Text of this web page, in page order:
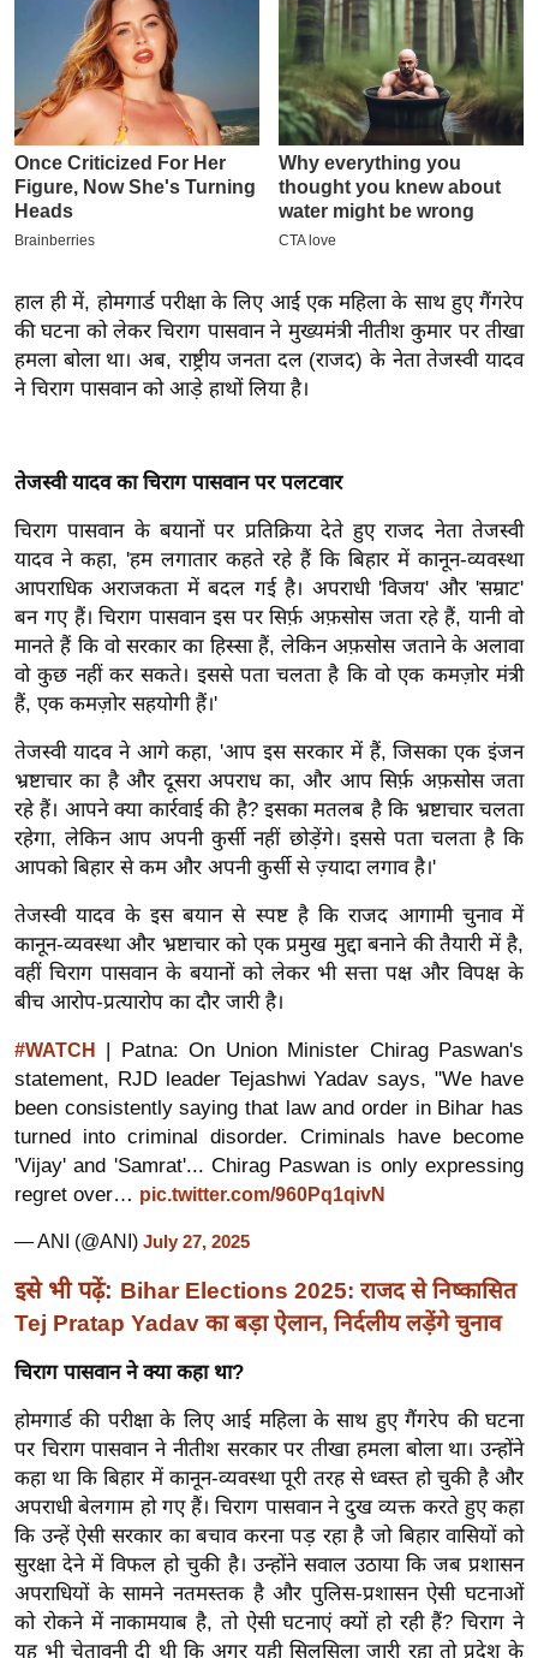
ई
-
पे
प
र
सा
ल
बे
ल
श
ख्सि
य
त
यं
ग
इं
डि
या
सा
हि
त्य
ज
ग
त
ऑ
व
र्ल्ड
न्यू
ज
ब्री
फ
नो
रं
ज
ज
ग
त
बॉ
ली
वु
ड
हाल ही में, होमगार्ड परीक्षा के लिए आई एक महिला के साथ हुए गैंगरेप
की घटना को लेकर चिराग पासवान ने मुख्यमंत्री नीतीश कुमार पर तीखा
हमला बोला था। अब, राष्ट्रीय जनता दल (राजद) के नेता तेजस्वी यादव
ने चिराग पासवान को आड़े हाथों लिया है।
तेजस्वी यादव का चिराग पासवान पर पलटवार
चिराग पासवान के बयानों पर प्रतिक्रिया देते हुए राजद नेता तेजस्वी
यादव ने कहा, 'हम लगातार कहते रहे हैं कि बिहार में कानून-व्यवस्था
आपराधिक अराजकता में बदल गई है। अपराधी 'विजय' और 'सम्राट'
बन गए हैं। चिराग पासवान इस पर सिर्फ़ अफ़सोस जता रहे हैं, यानी वो
मानते हैं कि वो सरकार का हिस्सा हैं, लेकिन अफ़सोस जताने के अलावा
वो कुछ नहीं कर सकते। इससे पता चलता है कि वो एक कमज़ोर मंत्री
हैं, एक कमज़ोर सहयोगी हैं।'
तेजस्वी यादव ने आगे कहा, 'आप इस सरकार में हैं, जिसका एक इंजन
भ्रष्टाचार का है और दूसरा अपराध का, और आप सिर्फ़ अफ़सोस जता
रहे हैं। आपने क्या कार्रवाई की है? इसका मतलब है कि भ्रष्टाचार चलता
रहेगा, लेकिन आप अपनी कुर्सी नहीं छोड़ेंगे। इससे पता चलता है कि
आपको बिहार से कम और अपनी कुर्सी से ज़्यादा लगाव है।'
तेजस्वी यादव के इस बयान से स्पष्ट है कि राजद आगामी चुनाव में
कानून-व्यवस्था और भ्रष्टाचार को एक प्रमुख मुद्दा बनाने की तैयारी में है,
वहीं चिराग पासवान के बयानों को लेकर भी सत्ता पक्ष और विपक्ष के
बीच आरोप-प्रत्यारोप का दौर जारी है।
#WATCH
| Patna: On Union Minister Chirag Paswan's
statement, RJD leader Tejashwi Yadav says, "We have
been consistently saying that law and order in Bihar has
turned into criminal disorder. Criminals have become
'Vijay' and 'Samrat'... Chirag Paswan is only expressing
regret over… pic.twitter.com/960Pq1qivN
— ANI (@ANI) July 27, 2025
इसे भी पढ़ें: Bihar Elections 2025: राजद से निष्कासित
Tej Pratap Yadav का बड़ा ऐलान, निर्दलीय लड़ेंगे चुनाव
चिराग पासवान ने क्या कहा था?
होमगार्ड की परीक्षा के लिए आई महिला के साथ हुए गैंगरेप की घटना
पर चिराग पासवान ने नीतीश सरकार पर तीखा हमला बोला था। उन्होंने
कहा था कि बिहार में कानून-व्यवस्था पूरी तरह से ध्वस्त हो चुकी है और
अपराधी बेलगाम हो गए हैं। चिराग पासवान ने दुख व्यक्त करते हुए कहा
कि उन्हें ऐसी सरकार का बचाव करना पड़ रहा है जो बिहार वासियों को
सुरक्षा देने में विफल हो चुकी है। उन्होंने सवाल उठाया कि जब प्रशासन
अपराधियों के सामने नतमस्तक है और पुलिस-प्रशासन ऐसी घटनाओं
को रोकने में नाकामयाब है, तो ऐसी घटनाएं क्यों हो रही हैं? चिराग ने
यह भी चेतावनी दी थी कि अगर यही सिलसिला जारी रहा तो प्रदेश के